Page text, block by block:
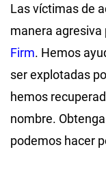
Las víctimas de
manera agresiva
Firm. Hemos
ser explotadas
hemos
nombre.
podemos hacer